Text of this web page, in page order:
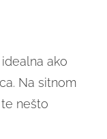
idealna ako
Na sitnom
nešto